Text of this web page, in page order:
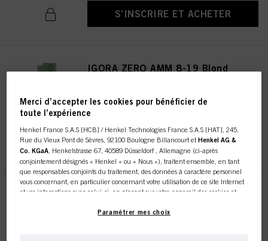
S’INSCRIRE ET ACHETER
IGORA ZERO AMM 8-19 Blond
S’INSCRIRE ET ACHETER
Blonde Cendré Violet 60ml
Merci d’accepter les cookies pour bénéficier de
toute l’expérience
Henkel France S.A.S [HCB] / Henkel Technologies France S.A.S [HAT], 245,
Rue du Vieux Pont de Sèvres, 92100 Boulogne Billancourt etHenkel AG &
Co. KGaA , Henkelstrasse 67, 40589 Düsseldorf , Allemagne (ci-après
conjointement désignés « Henkel » ou « Nous »), traitent ensemble, en tant
que responsables conjoints du traitement, des données à caractère personnel
vous concernant, en particulier concernant votre utilisation de ce site Internet
et vos interactions avec celui-ci, en plaçant sur votre appareil des cookies et
utilisons pour stocker / accéder à d’autres informations comme décrit ci-dessous.
Paramétrer mes choix